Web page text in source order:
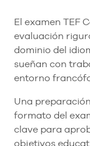
El examen TEF
evaluación
dominio del
sueñan con
entorno
Una
formato del
clave para
objetivos